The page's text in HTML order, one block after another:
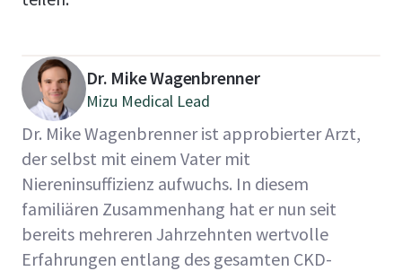
Dr. Mike Wagenbrenner
Mizu Medical Lead
Dr. Mike Wagenbrenner ist approbierter Arzt,
der selbst mit einem Vater mit
Niereninsuffizienz aufwuchs. In diesem
familiären Zusammenhang hat er nun seit
bereits mehreren Jahrzehnten wertvolle
Erfahrungen entlang des gesamten CKD-